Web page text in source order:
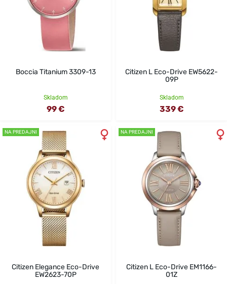
Boccia Titanium 3309-13
Skladom
99 €
Citizen L Eco-Drive EW5622-
09P
Skladom
339 €
NA PREDAJNI
Citizen Elegance Eco-Drive
EW2623-70P
NA PREDAJNI
Citizen L Eco-Drive EM1166-
01Z